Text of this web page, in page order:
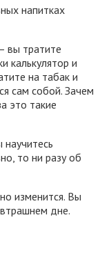
напитках
вы тратите
калькулятор и
на табак и
сам собой. Зачем
это такие
научитесь
то ни разу об
изменится. Вы
дне.